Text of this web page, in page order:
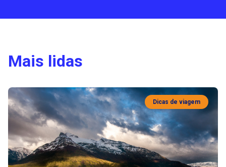
Mais lidas
Dicas de viagem